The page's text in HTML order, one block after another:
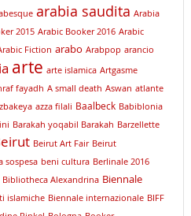
arabia saudita Arabia
2015 Arabic Booker 2016 Arabic
Fiction arabo Arabpop arancio
arte arte islamica Artgasme
fayadh A small death Aswan atlante
azza filali Baalbeck Babiblonia
Barakah yoqabil Barakah Barzellette
Beirut Art Fair Beirut
sospesa beni cultura Berlinale 2016
Bibliotheca Alexandrina Biennale
islamiche Biennale internazionale BIFF